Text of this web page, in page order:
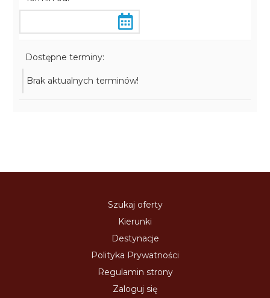
Dostępne terminy:
Brak aktualnych terminów!
Szukaj oferty
Kierunki
Destynacje
Polityka Prywatności
Regulamin strony
Zaloguj się